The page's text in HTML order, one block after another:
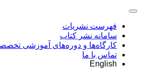
فهرست نشریات
سامانه نشر کتاب
کارگاه‌ها و دوره‌های آموزشی
تماس با ما
English